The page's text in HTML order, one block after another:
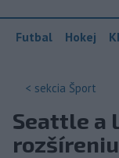
Futbal Hokej
< sekcia Šport
Seattle a